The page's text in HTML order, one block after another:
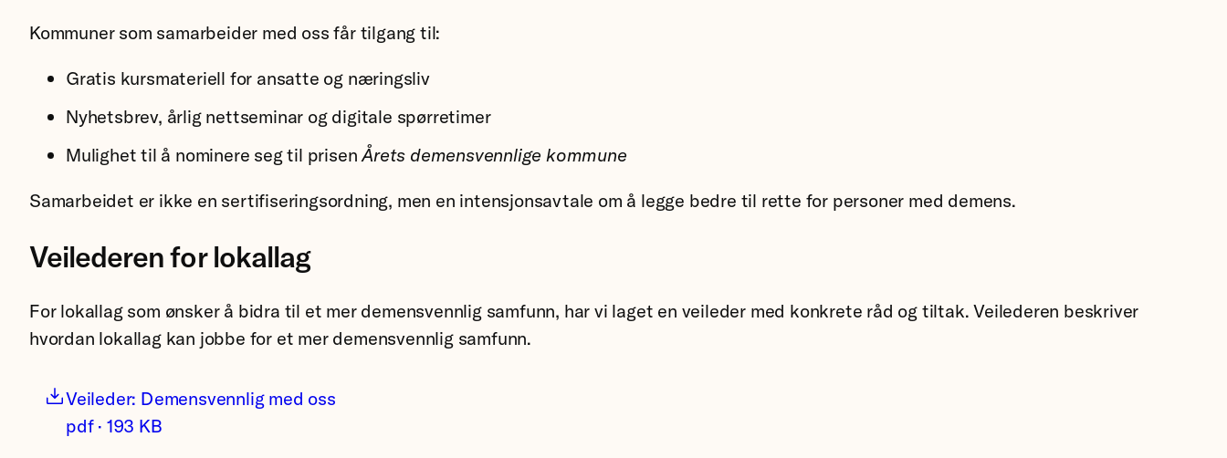
Kommuner som samarbeider med oss får tilgang til:
Gratis kursmateriell for ansatte og næringsliv
Nyhetsbrev, årlig nettseminar og digitale spørretimer
Mulighet til å nominere seg til prisenÅrets demensvennlige kommune
Samarbeidet er ikke en sertifiseringsordning, men en intensjonsavtale om å legge bedre til rette for personer med demens.
Veilederen for lokallag
For lokallag som ønsker å bidra til et mer demensvennlig samfunn, har vi laget en veileder med konkrete råd og tiltak. Veilederen beskriver
hvordan lokallag kan jobbe for et mer demensvennlig samfunn.
Veileder: Demensvennlig med oss
pdf · 193 KB